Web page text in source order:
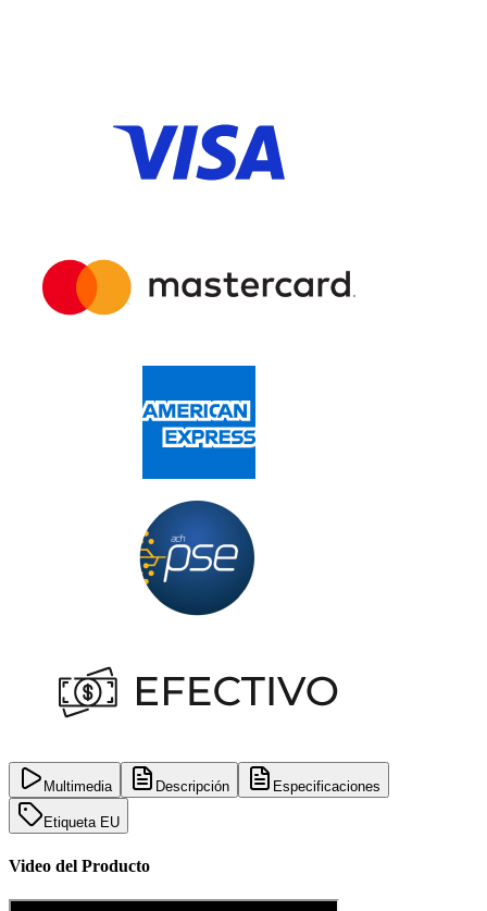
Multimedia Descripción Especificaciones
Etiqueta EU
Video del Producto